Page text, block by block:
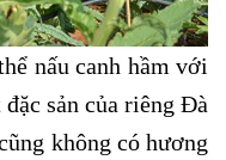
nấu canh hầm với
sản của riêng Đà
không có hương